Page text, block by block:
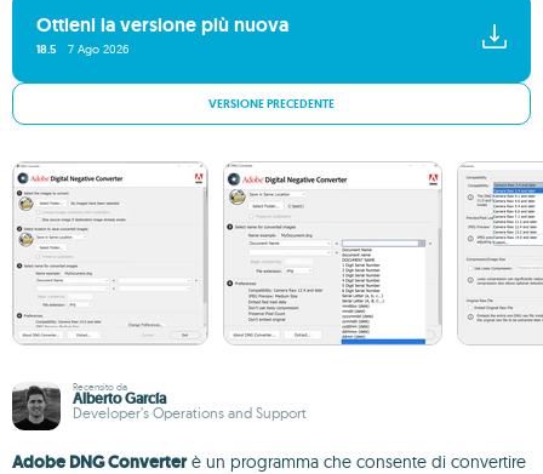
Ottieni la versione più nuova
18.5 7 Ago 2026
VERSIONE PRECEDENTE
Recensito da
Alberto García
Developer’s Operations and Support
Adobe DNG Converterè un programma che consente di convertire